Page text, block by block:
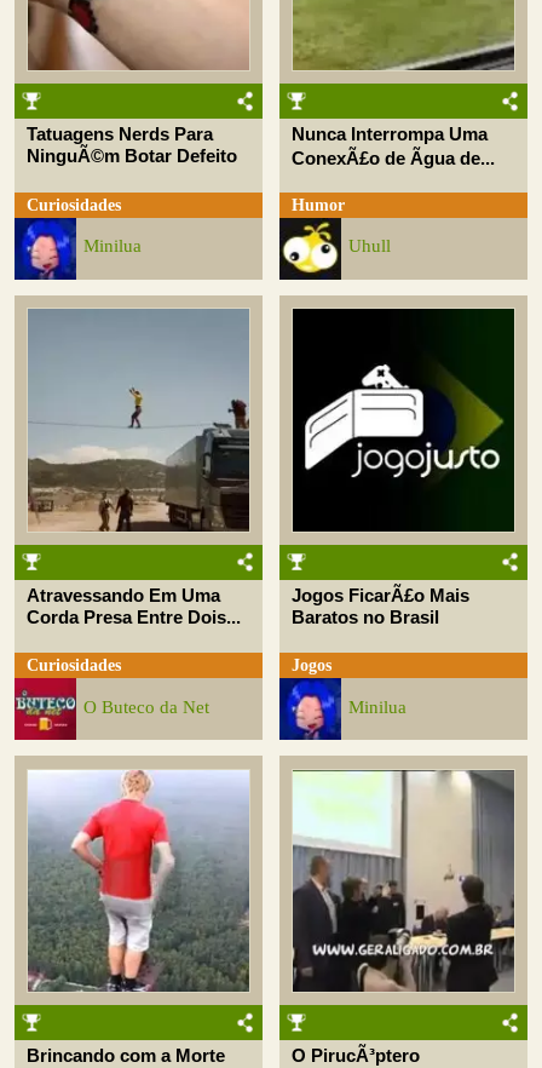
Tatuagens Nerds Para
NinguÃ©m Botar Defeito
Curiosidades
Minilua
Nunca Interrompa Uma
ConexÃ£o de Ãgua de...
Humor
Uhull
Atravessando Em Uma
Corda Presa Entre Dois...
Curiosidades
O Buteco da Net
Jogos FicarÃ£o Mais
Baratos no Brasil
Jogos
Minilua
Brincando com a Morte O PirucÃ³ptero